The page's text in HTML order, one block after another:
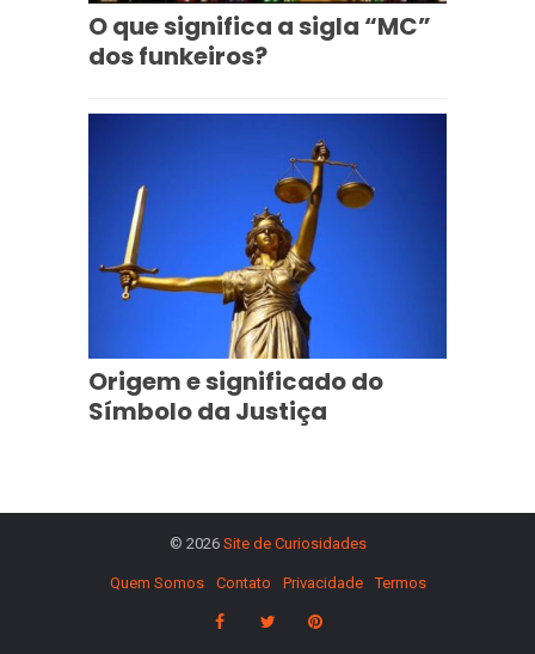
O que significa a sigla “MC”
dos funkeiros?
Origem e significado do
Símbolo da Justiça
© 2026 Site de Curiosidades
Quem Somos Contato Privacidade Termos